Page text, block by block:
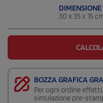
DIMENSIONE
30 x 35 x 15
BOZZA GRAFICA
Per ogni ordine
simulazione pre-